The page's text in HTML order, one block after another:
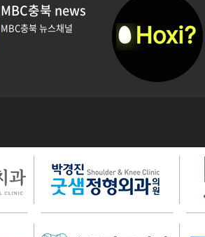
MBC충북
뉴스레터
MZ에게 MBC충북
Zㅣ식을 전하다